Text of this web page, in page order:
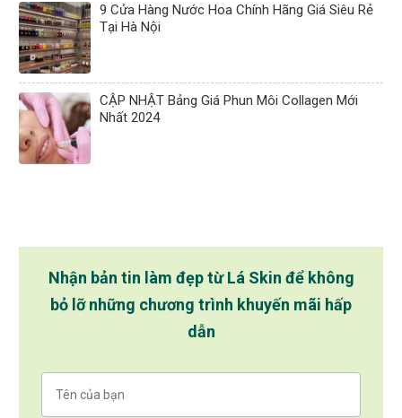
9 Cửa Hàng Nước Hoa Chính Hãng Giá Siêu Rẻ
Tại Hà Nội
CẬP NHẬT Bảng Giá Phun Môi Collagen Mới
Nhất 2024
Nhận bản tin làm đẹp từ Lá Skin để không
bỏ lỡ những chương trình khuyến mãi hấp
dẫn